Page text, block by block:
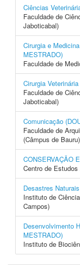
Ciências
Faculdade de
Jaboticabal)
Cirurgia e
MESTRADO)
Faculdade de
Cirurgia
Faculdade de
Jaboticabal)
Comunicação
Faculdade de
(Câmpus de Bauru)
CONSERVAÇÃO
Centro de
Desastres
Instituto de
Campos)
Desenvolvimento
MESTRADO)
Instituto de